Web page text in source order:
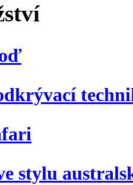
stylu